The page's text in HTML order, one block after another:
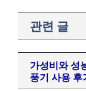
관련 글
가성비와 성
풍기 사용 후